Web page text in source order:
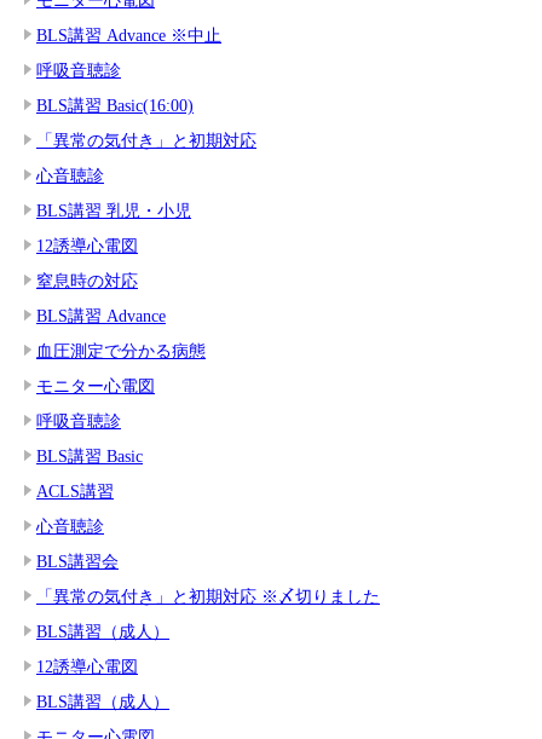
BLS講習 Advance ※中止
呼吸音聴診
BLS講習 Basic(16:00)
「異常の気付き」と初期対応
心音聴診
BLS講習 乳児・小児
12誘導心電図
窒息時の対応
BLS講習 Advance
血圧測定で分かる病態
モニター心電図
呼吸音聴診
BLS講習 Basic
ACLS講習
心音聴診
BLS講習会
「異常の気付き」と初期対応 ※〆切りました
BLS講習（成人）
12誘導心電図
BLS講習（成人）